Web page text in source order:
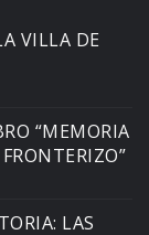
VILLA DE
“MEMORIA
LAS